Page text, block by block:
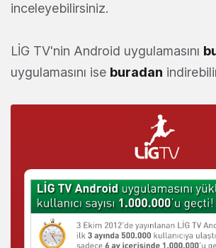
inceleyebilirsiniz.
LİG TV'nin Android uygulamasını
uygulamasını ise buradan